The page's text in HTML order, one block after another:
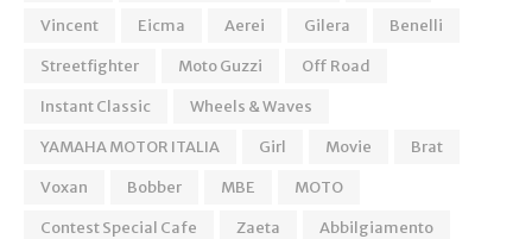
Vincent
Eicma Aerei Gilera
Benelli
Streetfighter
Moto Guzzi
Off Road
Instant Classic
Wheels & Waves
YAMAHA MOTOR ITALIA
Girl Movie
Brat
Voxan
Bobber MBE
MOTO
Contest Special Cafe
Zaeta
Abbilgiamento